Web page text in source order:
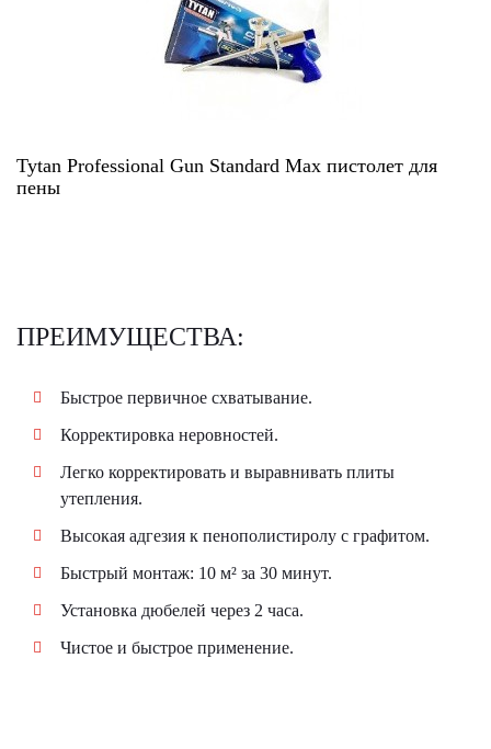
Tytan Professional Gun Standard Max пистолет для
пены
ПРЕИМУЩЕСТВА:
Быстрое первичное схватывание.
Корректировка неровностей.
Легко корректировать и выравнивать плиты
утепления.
Высокая адгезия к пенополистиролу c графитом.
Быстрый монтаж: 10 м² за 30 минут.
Установка дюбелей через 2 часа.
Чистое и быстрое применение.